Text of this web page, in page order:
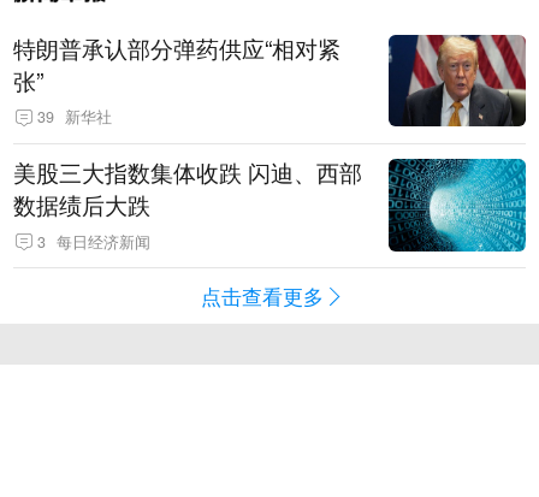
特朗普承认部分弹药供应“相对紧
张”
39 新华社
美股三大指数集体收跌 闪迪、西部
数据绩后大跌
3 每日经济新闻
点击查看更多